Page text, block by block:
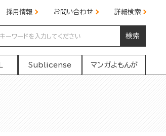
採用情報 お問い合わせ 詳細検索
検索
Sublicense マンガよもんが